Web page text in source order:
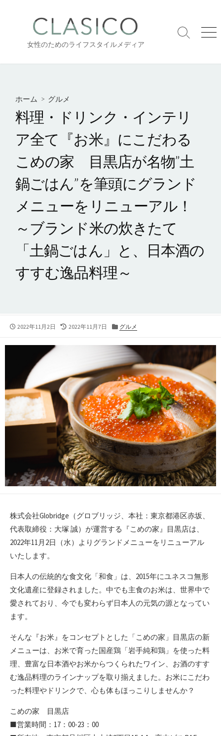
へ
女性のためのライフスタイルメディア
検
り
メ
ー
ホーム > グルメ
料理・ドリンク・インテリ
ア全て『お米』にこだわる
こめの家 目黒店が名物”土
鍋ごはん”を筆頭にグランド
メニューをリニューアル！
～ブランド米の炊きたて
「土鍋ごはん」と、日本酒の
すすむ逸品料理～
公
日
2022年11月2日
最
2022年11月7日
カ
ゴ
リ
ー
グルメ
株式会社Globridge（グロブリッジ、本社：東京都港区赤坂、
代表取締役：大塚 誠）が運営する『こめの家』目黒店は、
2022年11月2日（水）よりグランドメニューをリニューアル
いたします。
日本人の伝統的な食文化「和食」は、2015年にユネスコ無形
文化遺産に登録されました。中でも主食のお米は、世界中で
愛されており、今でも変わらず日本人の元気の源となってい
ます。
そんな『お米』をコンセプトとした「こめの家」目黒店の新
メニューは、お米で育った国産鶏「岩手純和鶏」を使った料
理、豊富な日本酒やお米からつくられたワイン、お酒のすす
む逸品料理のラインナップを取り揃えました。お米にこだわ
った料理やドリンクで、心も体もほっこりしませんか？
こめの家 目黒店
■営業時間：17：00-23：00